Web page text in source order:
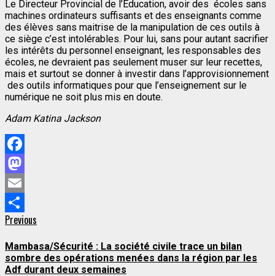
Le Directeur Provincial de l’Education, avoir des écoles sans
machines ordinateurs suffisants et des enseignants comme
des élèves sans maitrise de la manipulation de ces outils à
ce siège c’est intolérables. Pour lui, sans pour autant sacrifier
les intérêts du personnel enseignant, les responsables des
écoles, ne devraient pas seulement muser sur leur recettes,
mais et surtout se donner à investir dans l’approvisionnement
des outils informatiques pour que l’enseignement sur le
numérique ne soit plus mis en doute.
Adam Katina Jackson
Facebook
Mastodon
Email
Partager
Continue
Reading
Previous
Mambasa/Sécurité : La société civile trace un bilan
sombre des opérations menées dans la région par les
Adf durant deux semaines